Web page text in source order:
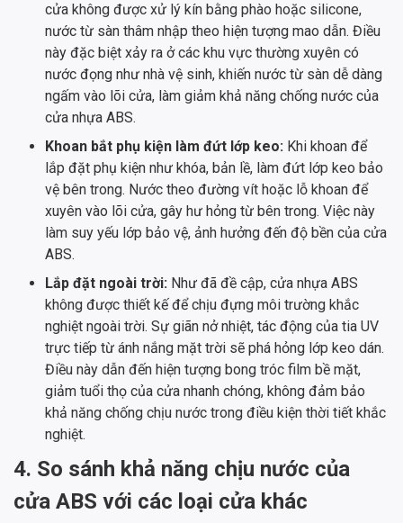
cửa không được xử lý kín bằng phào hoặc silicone,
nước từ sàn thâm nhập theo hiện tượng mao dẫn. Điều
này đặc biệt xảy ra ở các khu vực thường xuyên có
nước đọng như nhà vệ sinh, khiến nước từ sàn dễ dàng
ngấm vào lõi cửa, làm giảm khả năng chống nước của
cửa nhựa ABS.
Khoan bắt phụ kiện làm đứt lớp keo: Khi khoan để
lắp đặt phụ kiện như khóa, bản lề, làm đứt lớp keo bảo
vệ bên trong. Nước theo đường vít hoặc lỗ khoan để
xuyên vào lõi cửa, gây hư hỏng từ bên trong. Việc này
làm suy yếu lớp bảo vệ, ảnh hưởng đến độ bền của cửa
ABS.
Lắp đặt ngoài trời: Như đã đề cập, cửa nhựa ABS
không được thiết kế để chịu đựng môi trường khắc
nghiệt ngoài trời. Sự giãn nở nhiệt, tác động của tia UV
trực tiếp từ ánh nắng mặt trời sẽ phá hỏng lớp keo dán.
Điều này dẫn đến hiện tượng bong tróc film bề mặt,
giảm tuổi thọ của cửa nhanh chóng, không đảm bảo
khả năng chống chịu nước trong điều kiện thời tiết khắc
nghiệt.
4. So sánh khả năng chịu nước của
cửa ABS với các loại cửa khác